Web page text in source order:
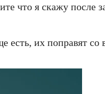
что я скажу после
их поправят со